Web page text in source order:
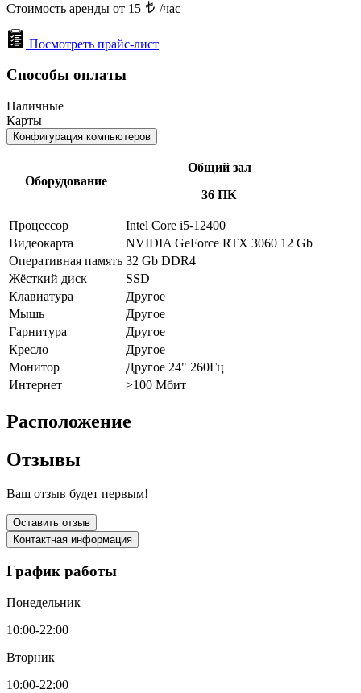
Стоимость аренды от 15 /час
Посмотреть прайс-лист
Способы оплаты
Наличные
Карты
Конфигурация компьютеров
Оборудование
Общий зал
36 ПК
Процессор
Intel Core i5-12400
Видеокарта
NVIDIA GeForce RTX 3060 12 Gb
Оперативная память 32 Gb DDR4
Жёсткий диск
SSD
Клавиатура
Другое
Мышь
Другое
Гарнитура
Другое
Кресло
Другое
Монитор
Другое 24" 260Гц
Интернет
>100 Мбит
Расположение
Отзывы
Ваш отзыв будет первым!
Оставить отзыв
Контактная информация
График работы
Понедельник
10:00-22:00
Вторник
10:00-22:00